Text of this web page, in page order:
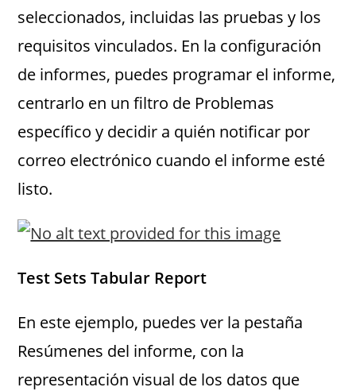
seleccionados, incluidas las pruebas y los
requisitos vinculados. En la configuración
de informes, puedes programar el informe,
centrarlo en un filtro de Problemas
específico y decidir a quién notificar por
correo electrónico cuando el informe esté
listo.
Test Sets Tabular Report
En este ejemplo, puedes ver la pestaña
Resúmenes del informe, con la
representación visual de los datos que